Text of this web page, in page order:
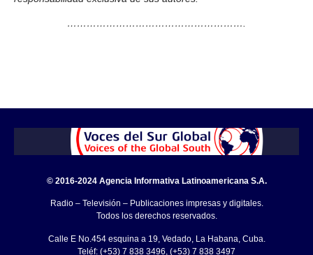
……………………………………………….
© 2016-2024 Agencia Informativa Latinoamericana S.A.
Radio – Televisión – Publicaciones impresas y digitales.
Todos los derechos reservados.
Calle E No.454 esquina a 19, Vedado, La Habana, Cuba.
Teléf: (+53) 7 838 3496, (+53) 7 838 3497